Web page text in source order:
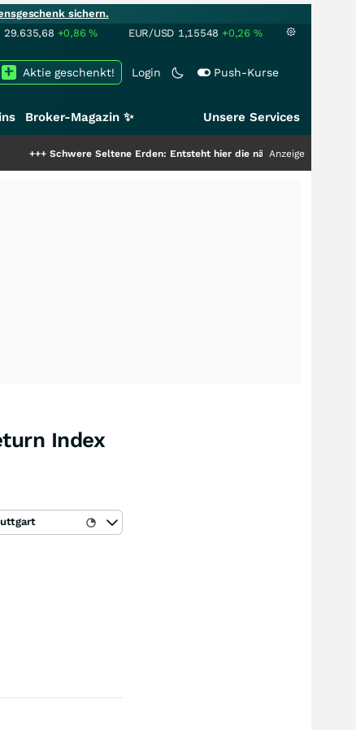
sichern.
29.635,68 +0,86% EUR/USD 1,15548 +0,26 %
Login Push-Kurse
Aktie geschenkt!
Broker-Magazin ✨ Unsere Services
Seltene Erden: Entsteht hier die nächste Milliardenstory?
Anzeige
Index